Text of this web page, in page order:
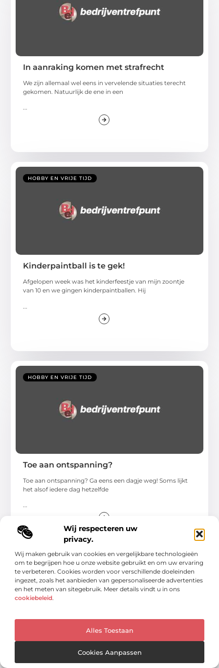
Wij respecteren uw
privacy.
Wij maken gebruik van cookies en vergelijkbare technologieën
om te begrijpen hoe u onze website gebruikt en om uw ervaring
te verbeteren. Cookies worden voor verschillende doeleinden
ingezet, zoals het aanbieden van gepersonaliseerde advertenties
en het meten van sitegebruik. Meer details vindt u in ons
cookiebeleid.
Alles Toestaan
Cookies Aanpassen
In aanraking komen met strafrecht
We zijn allemaal wel eens in vervelende situaties terecht
gekomen. Natuurlijk de ene in een
...
HOBBY EN VRIJE TIJD
Kinderpaintball is te gek!
Afgelopen week was het kinderfeestje van mijn zoontje
van 10 en we gingen kinderpaintballen. Hij
HOBBY EN VRIJE TIJD
Toe aan ontspanning?
Toe aan ontspanning? Ga eens een dagje weg! Soms lijkt
het alsof iedere dag hetzelfde
...
Datingsite